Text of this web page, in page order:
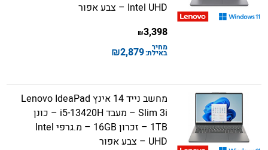
Intel UHD – צבע אפור
3,398
₪
מחיר
באילת:2,879
₪
מחשב נייד 14 אינץ Lenovo IdeaPad
Slim 3i – מעבד i5-13420H – כונן
1TB – זכרון 16GB – מ.גרפי Intel
UHD – צבע אפור